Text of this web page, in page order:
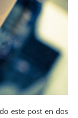
este post en dos